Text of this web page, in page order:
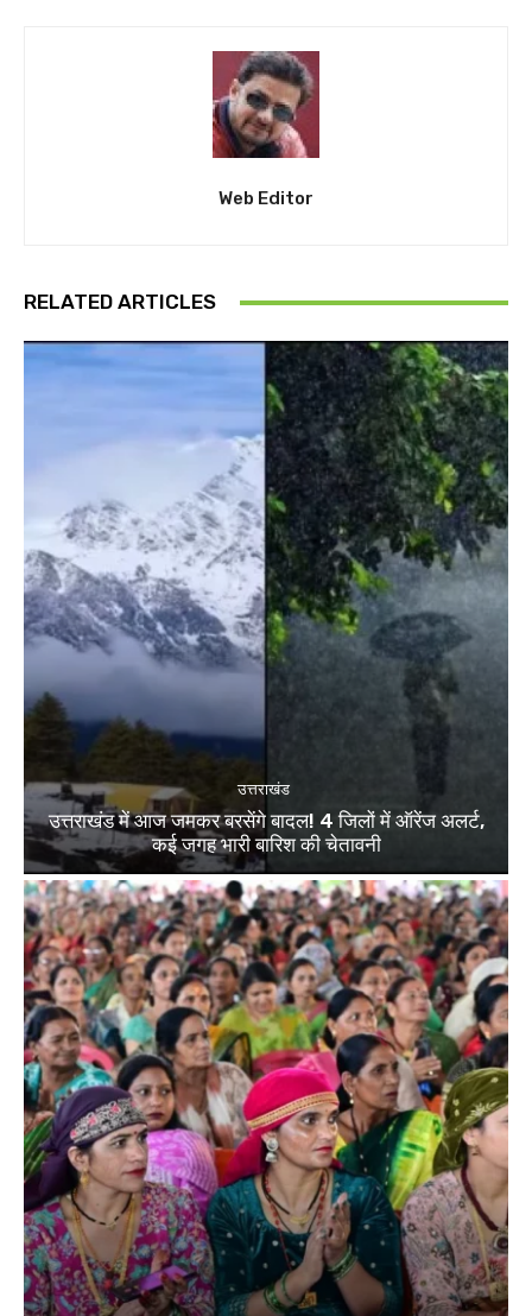
Web Editor
RELATED ARTICLES
उत्तराखंड
उत्तराखंड में आज जमकर बरसेंगे बादल! 4 जिलों में ऑरेंज अलर्ट,
कई जगह भारी बारिश की चेतावनी